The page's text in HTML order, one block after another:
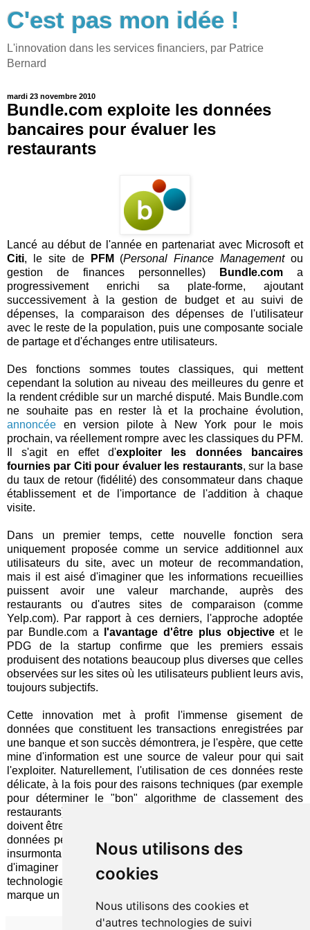
Nous utilisons des
cookies
Nous utilisons des cookies et
d'autres technologies de suivi
C'est pas mon idée !
L'innovation dans les services financiers, par Patrice
Bernard
mardi 23 novembre 2010
Bundle.com exploite les données
bancaires pour évaluer les
restaurants
Lancé au début de l'année en partenariat avec Microsoft et
Citi, le site de PFM (Personal Finance Managementou
gestion de finances personnelles)
Bundle.com a
progressivement enrichi sa plate-forme, ajoutant
successivement à la gestion de budget et au suivi de
dépenses, la comparaison des dépenses de l'utilisateur
avec le reste de la population, puis une composante sociale
de partage et d'échanges entre utilisateurs.
Des fonctions sommes toutes classiques, qui mettent
cependant la solution au niveau des meilleures du genre et
la rendent crédible sur un marché disputé. Mais Bundle.com
ne souhaite pas en rester là et la prochaine évolution,
annoncée en version pilote à New York pour le mois
prochain, va réellement rompre avec les classiques du PFM.
Il s'agit en effet d'exploiter les données bancaires
fournies par Citi pour évaluer les restaurants, sur la base
du taux de retour (fidélité) des consommateur dans chaque
établissement et de l'importance de l'addition à chaque
visite.
Dans un premier temps, cette nouvelle fonction sera
uniquement proposée comme un service additionnel aux
utilisateurs du site, avec un moteur de recommandation,
mais il est aisé d'imaginer que les informations recueillies
puissent avoir une valeur marchande, auprès des
restaurants ou d'autres sites de comparaison (comme
Yelp.com). Par rapport à ces derniers, l'approche adoptée
par Bundle.com a
l'avantage d'être plus objectiveet le
PDG de la startup confirme que les premiers essais
produisent des notations beaucoup plus diverses que celles
observées sur les sites où les utilisateurs publient leurs avis,
toujours subjectifs.
Cette innovation met à profit l'immense gisement de
données que constituent les transactions enregistrées par
une banque et son succès démontrera, je l'espère, que cette
mine d'information est une source de valeur pour qui sait
l'exploiter. Naturellement, l'utilisation de ces données reste
délicate, à la fois pour des raisons techniques (par exemple
pour déterminer le "bon" algorithme de classement des
restaurants) et de gestion des risques (les consommateurs
doivent être rassurés sur la manière dont sont utilisées leurs
données personnelles), mais aucun de ces obstacles n'est
insurmontable. La principale difficulté reste, comme souvent,
d'imaginer les services rendus possibles par les
technologies disponibles. Dans ce domaine, Bundle.com
marque un point.